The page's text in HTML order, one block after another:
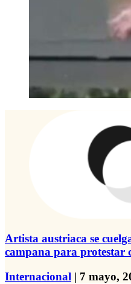
Artista austriaca se
campana para protestar
Internacional | 7 mayo,